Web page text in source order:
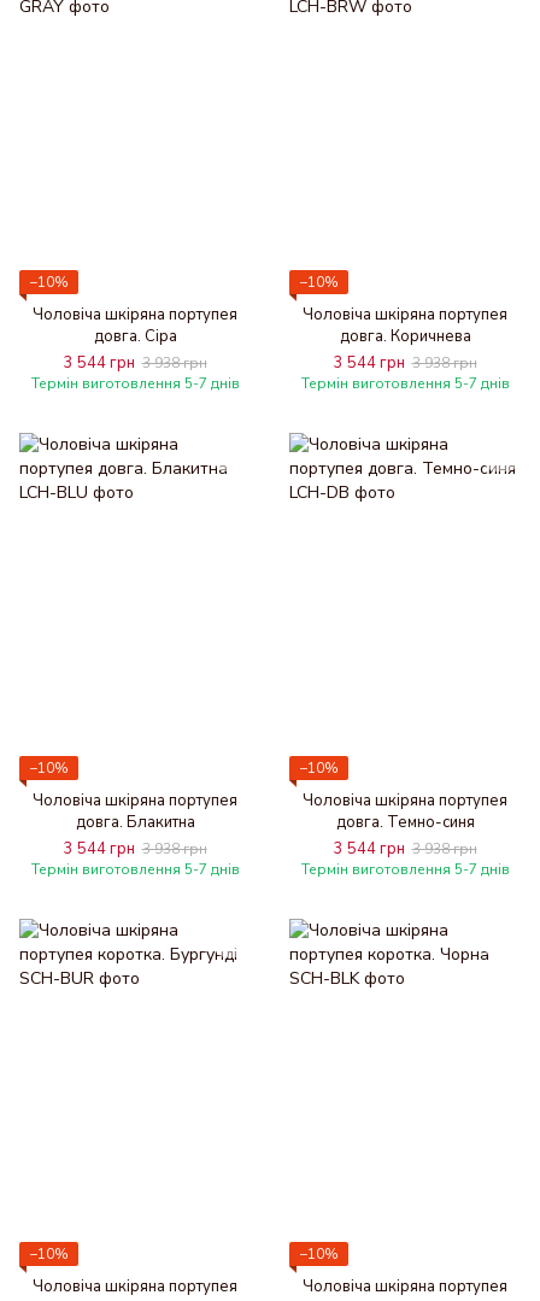
−10%
Чоловіча шкіряна портупея
довга. Сіра
3 544 грн 3 938 грн
Термін виготовлення 5-7 днів
−10%
Чоловіча шкіряна портупея
довга. Коричнева
3 544 грн 3 938 грн
Термін виготовлення 5-7 днів
−10%
Чоловіча шкіряна портупея
довга. Блакитна
3 544 грн 3 938 грн
Термін виготовлення 5-7 днів
−10%
Чоловіча шкіряна портупея
довга. Темно-синя
3 544 грн 3 938 грн
Термін виготовлення 5-7 днів
−10%
Чоловіча шкіряна портупея
−10%
Чоловіча шкіряна портупея